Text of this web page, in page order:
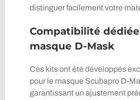
distinguer facilement votre
Compatibilité
masque D-Mask
Ces kits ont été développés
pour le masque Scubapro D-
garantissant un ajustement